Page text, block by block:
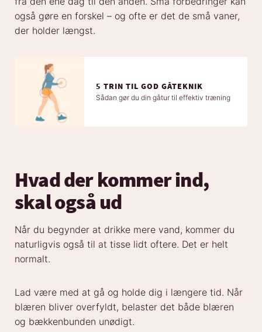
også gøre en forskel – og ofte er det de små vaner,
der holder længst.
5 TRIN TIL GOD GÅTEKNIK
Sådan gør du din gåtur til effektiv træning
Hvad der kommer ind,
skal også ud
Når du begynder at drikke mere vand, kommer du
naturligvis også til at tisse lidt oftere. Det er helt
normalt.
Lad være med at gå og holde dig i længere tid. Når
blæren bliver overfyldt, belaster det både blæren
og bækkenbunden unødigt.